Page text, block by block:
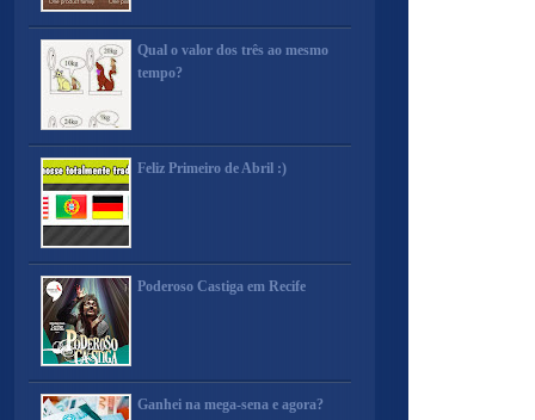
Qual o valor dos três ao mesmo
tempo?
Feliz Primeiro de Abril :)
Poderoso Castiga em Recife
Ganhei na mega-sena e agora?